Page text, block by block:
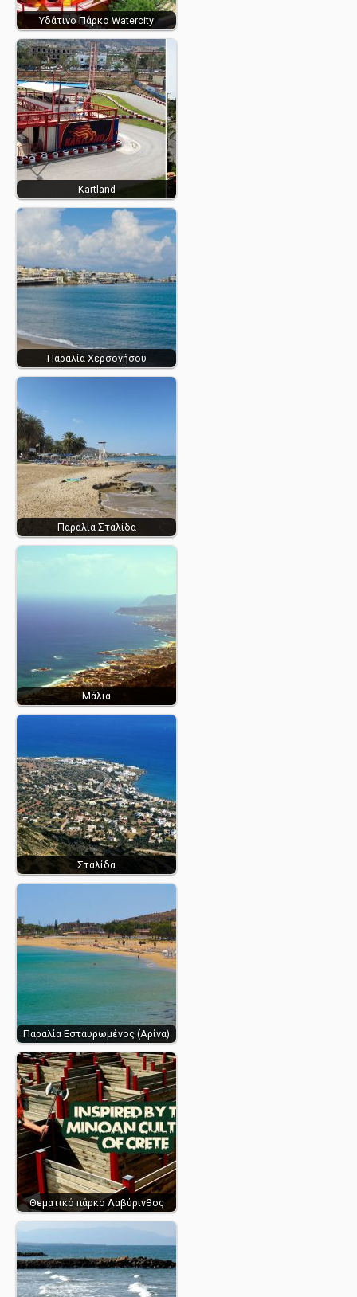
Υδάτινο Πάρκο Watercity
Kartland
Παραλία Χερσονήσου
Παραλία Σταλίδα
Μάλια
Σταλίδα
Παραλία Εσταυρωμένος (Αρίνα)
Θεματικό πάρκο Λαβύρινθος